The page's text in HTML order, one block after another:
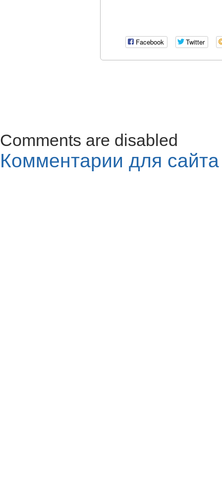
Facebook Twitter
Comments are disabled
Комментарии для